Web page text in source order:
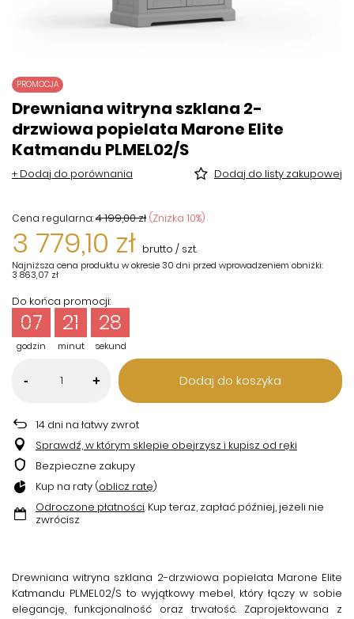
PROMOCJA
Drewniana witryna szklana 2-
drzwiowa popielata Marone Elite
Katmandu PLMEL02/S
+ Dodaj do porównania Dodaj do listy zakupowej
Cena regularna:4 199,00 zł (Zniżka 10%)
3 779,10 zł brutto / szt.
Najniższa cena produktu w okresie 30 dni przed wprowadzeniem obniżki:
3 863,07 zł
Do końca promocji:
godzin
07
minut
21
sekund
28
- + Dodaj do koszyka
14 dni na łatwy zwrot
Sprawdź, w którym sklepie obejrzysz i kupisz od ręki
Bezpieczne zakupy
Kup na raty (oblicz ratę)
Odroczone płatności. Kup teraz, zapłać później, jeżeli nie
zwrócisz
Drewniana witryna szklana 2-drzwiowa popielata Marone Elite
Katmandu PLMEL02/S to wyjątkowy mebel, który łączy w sobie
elegancję, funkcjonalność oraz trwałość. Zaprojektowana z